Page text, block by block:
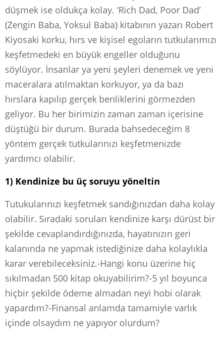
düşmek ise oldukça kolay. ‘Rich Dad, Poor Dad’
(Zengin Baba, Yoksul Baba) kitabının yazarı Robert
Kiyosaki korku, hırs ve kişisel egoların tutkularımızı
keşfetmedeki en büyük engeller olduğunu
söylüyor. İnsanlar ya yeni şeyleri denemek ve yeni
maceralara atılmaktan korkuyor, ya da bazı
hırslara kapılıp gerçek benliklerini görmezden
geliyor. Bu her birimizin zaman zaman içerisine
düştüğü bir durum. Burada bahsedeceğim 8
yöntem gerçek tutkularınızı keşfetmenizde
yardımcı olabilir.
1) Kendinize bu üç soruyu yöneltin
Tutukularınızı keşfetmek sandığınızdan daha kolay
olabilir. Sıradaki soruları kendinize karşı dürüst bir
şekilde cevaplandırdığınızda, hayatınızın geri
kalanında ne yapmak istediğinize daha kolaylıkla
karar verebileceksiniz.-Hangi konu üzerine hiç
sıkılmadan 500 kitap okuyabilirim?-5 yıl boyunca
hiçbir şekilde ödeme almadan neyi hobi olarak
yapardım?-Finansal anlamda tamamiyle varlık
içinde olsaydım ne yapıyor olurdum?